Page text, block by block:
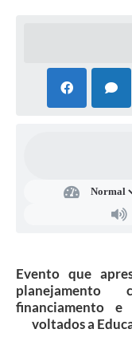
Internet Gratuita
Lançadoria
Agenda
Reforma Agrária
Evento que
planejamento
financiamento e
voltados a